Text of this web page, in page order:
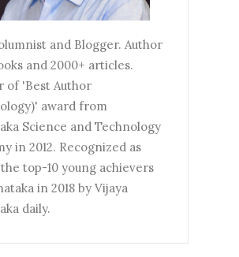
and Blogger. Author
and 2000+ articles.
of 'Best Author
award from
Science and Technology
in 2012. Recognized as
top-10 young achievers
in 2018 by Vijaya
daily.